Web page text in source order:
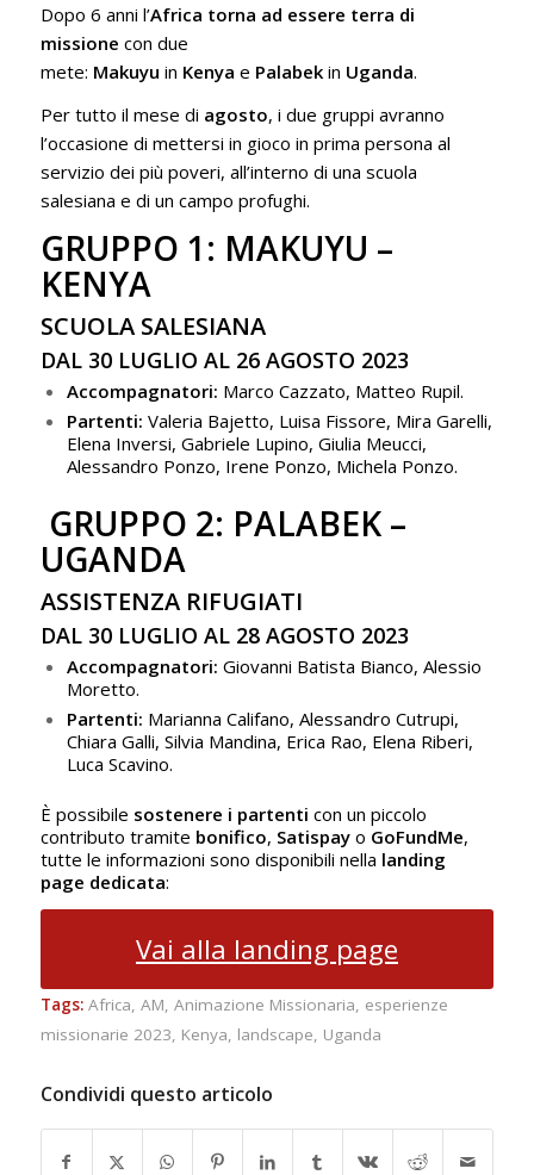
Dopo 6 anni l’Africa torna ad essere terra di
missione con due
mete: Makuyu in Kenya e Palabekin Uganda.
Per tutto il mese di agosto, i due gruppi avranno
l’occasione di mettersi in gioco in prima persona al
servizio dei più poveri, all’interno di una scuola
salesiana e di un campo profughi.
GRUPPO 1: MAKUYU –
KENYA
SCUOLA SALESIANA
DAL 30 LUGLIO AL 26 AGOSTO 2023
Accompagnatori: Marco Cazzato, Matteo Rupil.
Partenti: Valeria Bajetto, Luisa Fissore, Mira Garelli,
Elena Inversi, Gabriele Lupino, Giulia Meucci,
Alessandro Ponzo, Irene Ponzo, Michela Ponzo.
GRUPPO 2: PALABEK –
UGANDA
ASSISTENZA RIFUGIATI
DAL 30 LUGLIO AL 28 AGOSTO 2023
Accompagnatori: Giovanni Batista Bianco, Alessio
Moretto.
Partenti: Marianna Califano, Alessandro Cutrupi,
Chiara Galli, Silvia Mandina, Erica Rao, Elena Riberi,
Luca Scavino.
È possibile sostenere i partenti con un piccolo
contributo tramite bonifico, Satispayo GoFundMe,
tutte le informazioni sono disponibili nella landing
page dedicata:
Vai alla landing page
Tags: Africa, AM, Animazione Missionaria, esperienze
missionarie 2023, Kenya, landscape, Uganda
Condividi questo articolo